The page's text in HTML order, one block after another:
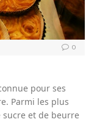
0
pour ses
Parmi les plus
et de beurre